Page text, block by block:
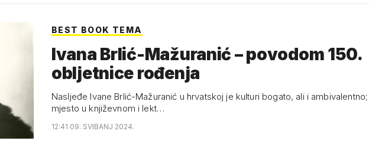
BEST BOOK TEMA
Ivana Brlić-Mažuranić – povodom 150.
obljetnice rođenja
Nasljeđe Ivane Brlić-Mažuranić u hrvatskoj je kulturi bogato, ali i
mjesto u književnom i lekt…
12:41 09. SVIBANJ 2024.